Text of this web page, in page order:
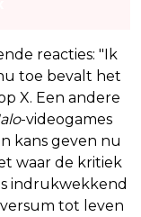
reacties: "Ik
toe bevalt het
X. Een andere
-videogames
kans geven nu
waar de kritiek
indrukwekkend
tot leven